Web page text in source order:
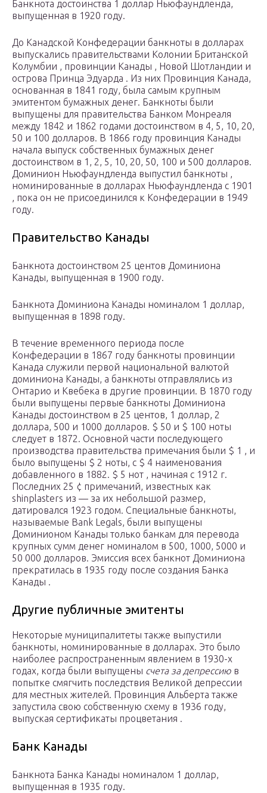
Банкнота достоинства 1 доллар Ньюфаундленда,
выпущенная в 1920 году.
До Канадской Конфедерации банкноты в долларах
выпускались правительствами Колонии Британской
Колумбии , провинции Канады , Новой Шотландии и
острова Принца Эдуарда . Из них Провинция Канада,
основанная в 1841 году, была самым крупным
эмитентом бумажных денег. Банкноты были
выпущены для правительства Банком Монреаля
между 1842 и 1862 годами достоинством в 4, 5, 10, 20,
50 и 100 долларов. В 1866 году провинция Канады
начала выпуск собственных бумажных денег
достоинством в 1, 2, 5, 10, 20, 50, 100 и 500 долларов.
Доминион Ньюфаундленда выпустил банкноты ,
номинированные в долларах Ньюфаундленда с 1901
, пока он не присоединился к Конфедерации в 1949
году.
Правительство Канады
Банкнота достоинством 25 центов Доминиона
Канады, выпущенная в 1900 году.
Банкнота Доминиона Канады номиналом 1 доллар,
выпущенная в 1898 году.
В течение временного периода после
Конфедерации в 1867 году банкноты провинции
Канада служили первой национальной валютой
доминиона Канады, а банкноты отправлялись из
Онтарио и Квебека в другие провинции. В 1870 году
были выпущены первые банкноты Доминиона
Канады достоинством в 25 центов, 1 доллар, 2
доллара, 500 и 1000 долларов. $ 50 и $ 100 ноты
следует в 1872. Основной части последующего
производства правительства примечания были $ 1 , и
было выпущены $ 2 ноты, с $ 4 наименования
добавленного в 1882. $ 5 нот , начиная с 1912 г.
Последних 25 ¢ примечаний, известных как
shinplasters из — за их небольшой размер,
датировался 1923 годом. Специальные банкноты,
называемые Bank Legals, были выпущены
Доминионом Канады только банкам для перевода
крупных сумм денег номиналом в 500, 1000, 5000 и
50 000 долларов. Эмиссия всех банкнот Доминиона
прекратилась в 1935 году после создания Банка
Канады .
Другие публичные эмитенты
Некоторые муниципалитеты также выпустили
банкноты, номинированные в долларах. Это было
наиболее распространенным явлением в 1930-х
годах, когда были выпущены счета за депрессию в
попытке смягчить последствия Великой депрессии
для местных жителей. Провинция Альберта также
запустила свою собственную схему в 1936 году,
выпуская сертификаты процветания .
Банк Канады
Банкнота Банка Канады номиналом 1 доллар,
выпущенная в 1935 году.